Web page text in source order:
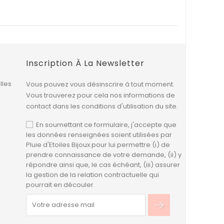
Inscription À La Newsletter
Vous pouvez vous désinscrire à tout moment.
Vous trouverez pour cela nos informations de
contact dans les conditions d'utilisation du site.
En soumettant ce formulaire, j'accepte que
les données renseignées soient utilisées par
Pluie d'Etoiles Bijoux pour lui permettre (i) de
prendre connaissance de votre demande, (ii) y
répondre ainsi que, le cas échéant, (iii) assurer
la gestion de la relation contractuelle qui
pourrait en découler.